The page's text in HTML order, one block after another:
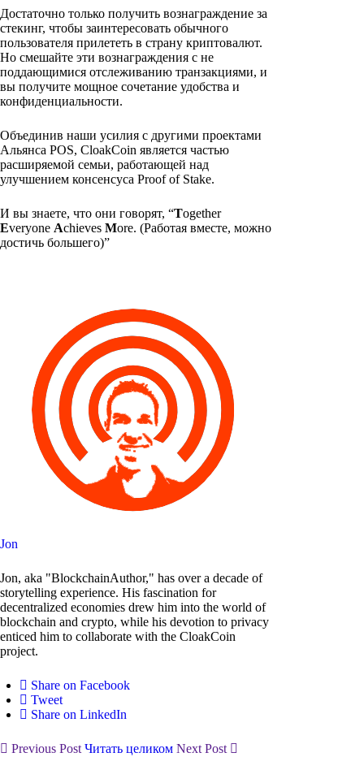
Достаточно только получить вознаграждение за
стекинг, чтобы заинтересовать обычного
пользователя прилететь в страну криптовалют.
Но смешайте эти вознаграждения с не
поддающимися отслеживанию транзакциями, и
вы получите мощное сочетание удобства и
конфиденциальности.
Объединив наши усилия с другими проектами
Альянса POS, CloakCoin является частью
расширяемой семьи, работающей над
улучшением консенсуса Proof of Stake.
И вы знаете, что они говорят, “Together
Everyone Achieves More. (Работая вместе, можно
достичь большего)”
Jon
Jon, aka "BlockchainAuthor," has over a decade of
storytelling experience. His fascination for
decentralized economies drew him into the world of
blockchain and crypto, while his devotion to privacy
enticed him to collaborate with the CloakCoin
project.
Share on Facebook
Tweet
Share on LinkedIn
Previous Post Читать целиком Next Post